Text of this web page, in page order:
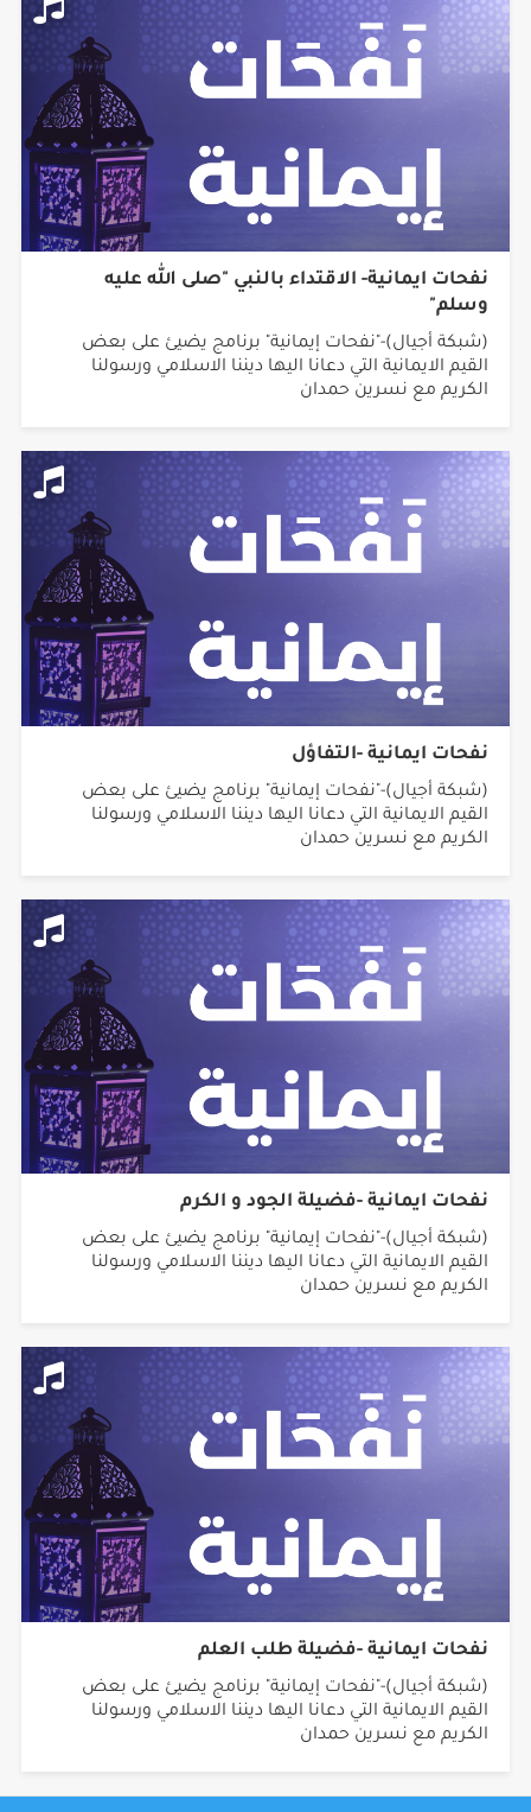
نفحات ايمانية- الاقتداء بالنبي "صلى الله عليه
وسلم"
(شبكة أجيال)-"نفحات إيمانية" برنامج يضيئ على بعض
القيم الايمانية التي دعانا اليها ديننا الاسلامي ورسولنا
الكريم مع نسرين حمدان
نفحات ايمانية -التفاؤل
(شبكة أجيال)-"نفحات إيمانية" برنامج يضيئ على بعض
القيم الايمانية التي دعانا اليها ديننا الاسلامي ورسولنا
الكريم مع نسرين حمدان
نفحات ايمانية -فضيلة الجود و الكرم
(شبكة أجيال)-"نفحات إيمانية" برنامج يضيئ على بعض
القيم الايمانية التي دعانا اليها ديننا الاسلامي ورسولنا
الكريم مع نسرين حمدان
نفحات ايمانية -فضيلة طلب العلم
(شبكة أجيال)-"نفحات إيمانية" برنامج يضيئ على بعض
القيم الايمانية التي دعانا اليها ديننا الاسلامي ورسولنا
الكريم مع نسرين حمدان